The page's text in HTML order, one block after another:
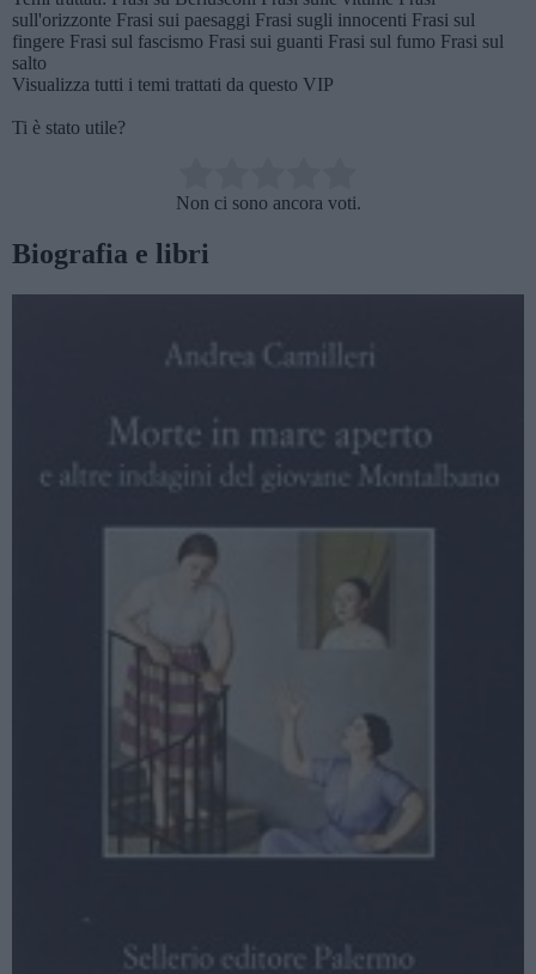
sull'orizzonte Frasi sui paesaggi Frasi sugli innocenti Frasi sul
fingere Frasi sul fascismo Frasi sui guanti Frasi sul fumo Frasi sul
salto
Visualizza tutti i temi trattati da questo VIP
Ti è stato utile?
Non ci sono ancora voti.
Biografia e libri